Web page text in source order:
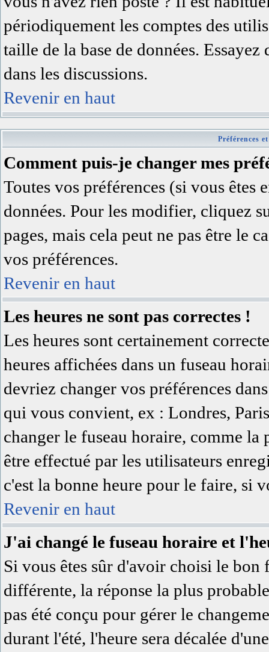
périodiquement les comptes des
taille de la base de données.
dans les discussions.
Revenir en haut
Préférences
Comment puis-je changer mes
Toutes vos préférences (si vous êtes
données. Pour les modifier, cliquez
pages, mais cela peut ne pas être le
vos préférences.
Revenir en haut
Les heures ne sont pas correctes !
Les heures sont certainement
heures affichées dans un fuseau
devriez changer vos préférences
qui vous convient, ex : Londres,
changer le fuseau horaire, comme
être effectué par les utilisateurs
c'est la bonne heure pour le faire, si
Revenir en haut
J'ai changé le fuseau horaire et
Si vous êtes sûr d'avoir choisi le bon
différente, la réponse la plus
pas été conçu pour gérer le
durant l'été, l'heure sera décalée